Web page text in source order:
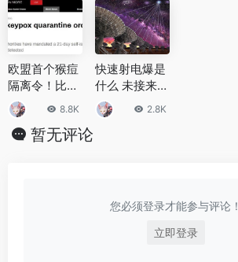
欧盟首个猴痘
隔离令！比利
时宣布要求猴
痘病例进行21
天隔离
8.8K
快速射电爆是
什么 未接来电
给人类传递了
什么信息？
2.8K
暂无评论
您必须登录才能参与评论！
立即登录